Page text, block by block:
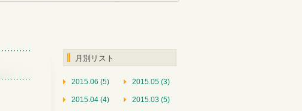
月別リスト
2015.06 (5) 2015.05 (3)
2015.04 (4) 2015.03 (5)